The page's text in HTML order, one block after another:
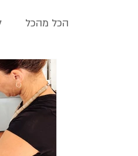
הכל מהכל
סדר
סידור